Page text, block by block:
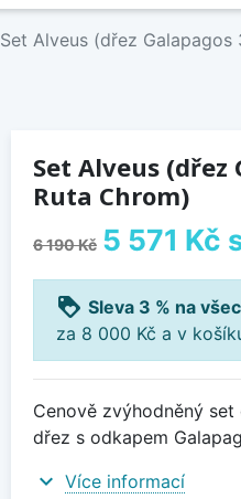
Set Alveus (dřez
Set Alveus (dřez
Ruta Chrom)
6 190 Kč 5 571 Kč
loyalty Sleva 3 % na
za 8 000 Kč a v
Cenově zvýhodněný
dřez s odkapem
expand_more Více informací